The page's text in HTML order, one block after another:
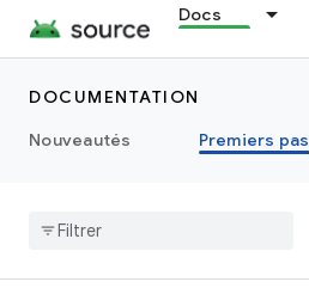
Docs
DOCUMENTATION
Nouveautés
Premiers pas